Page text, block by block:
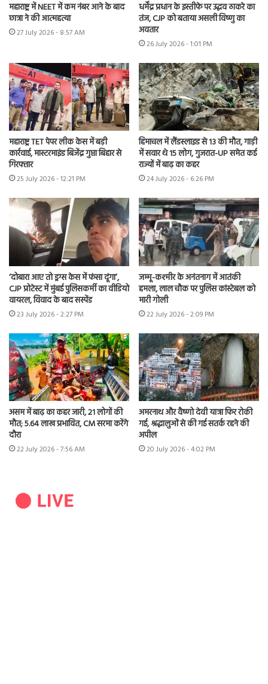
महाराष्ट्र में NEET में कम नंबर आने के बाद
छात्रा ने की आत्महत्या
27 July 2026 - 8:57 AM
धर्मेंद्र प्रधान के इस्तीफे पर उद्धव ठाकरे का
तंज, CJP को बताया असली विष्णु का
अवतार
26 July 2026 - 1:01 PM
महाराष्ट्र TET पेपर लीक केस में बड़ी
कार्रवाई, मास्टरमाइंड बिजेंद्र गुप्ता बिहार से
गिरफ्तार
25 July 2026 - 12:21 PM
हिमाचल में लैंडस्लाइड से 13 की मौत, गाड़ी
में सवार थे 15 लोग, गुजरात-UP समेत कई
राज्यों में बाढ़ का कहर
24 July 2026 - 6:26 PM
‘दोबारा आए तो ड्रग्स केस में फंसा दूंगा’,
CJP प्रोटेस्ट में मुंबई पुलिसकर्मी का वीडियो
वायरल, विवाद के बाद सस्पेंड
23 July 2026 - 2:27 PM
जम्मू-कश्मीर के अनंतनाग में आतंकी
हमला, लाल चौक पर पुलिस कांस्टेबल को
मारी गोली
22 July 2026 - 2:09 PM
असम में बाढ़ का कहर जारी, 21 लोगों की
मौत; 5.64 लाख प्रभावित, CM सरमा करेंगे
दौरा
22 July 2026 - 7:56 AM
अमरनाथ और वैष्णो देवी यात्रा फिर रोकी
गई, श्रद्धालुओं से की गई सतर्क रहने की
अपील
20 July 2026 - 4:02 PM